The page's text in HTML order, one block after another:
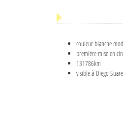
couleur blanche
première mise en
131786km
visible à Diego